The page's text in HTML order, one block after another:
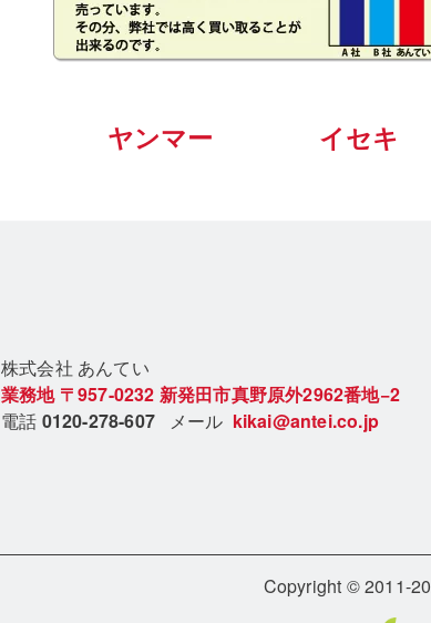
ヤンマー イセキ
株式会社 あんてい
業務地 〒957-0232 新発田市真野原外2962番地−2
電話 0120-278-607 メール kikai@antei.co.jp
Copyright © 2011-